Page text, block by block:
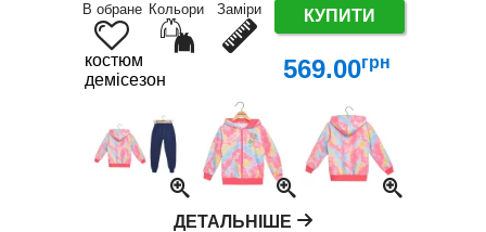
В обране Кольори Заміри КУПИТИ
костюм
демісезон
569.00грн
ДЕТАЛЬНІШЕ